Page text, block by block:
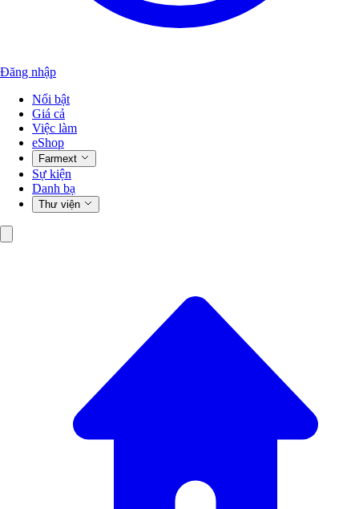
Đăng nhập
Nổi bật
Giá cả
Việc làm
eShop
Farmext
Sự kiện
Danh bạ
Thư viện